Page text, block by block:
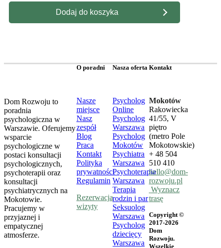
Dodaj do koszyka
Dom Rozwoju to
poradnia
psychologiczna w
Warszawie. Oferujemy
wsparcie
psychologiczne w
postaci konsultacji
psychologicznych,
psychoterapii oraz
konsultacji
psychiatrycznych na
Mokotowie.
Pracujemy w
przyjaznej i
empatycznej
atmosferze.
O poradni
Nasze
miejsce
Nasz
zespół
Blog
Praca
Kontakt
Polityka
prywatności
Regulamin
Rezerwacja
wizyty
Nasza oferta
Psycholog
Online
Psycholog
Warszawa
Psycholog
Mokotów
Psychiatra
Warszawa
Psychoterapia
Warszawa
Terapia
rodzin i par
Seksuolog
Warszawa
Psycholog
dziecięcy
Warszawa
Kontakt
Mokotów
Rakowiecka
41/55, V
piętro
(metro Pole
Mokotowskie)
+ 48 504
510 410
hello@dom-
rozwoju.pl
Wyznacz
trasę
Copyright ©
2017-2026
Dom
Rozwoju.
Wszelkie